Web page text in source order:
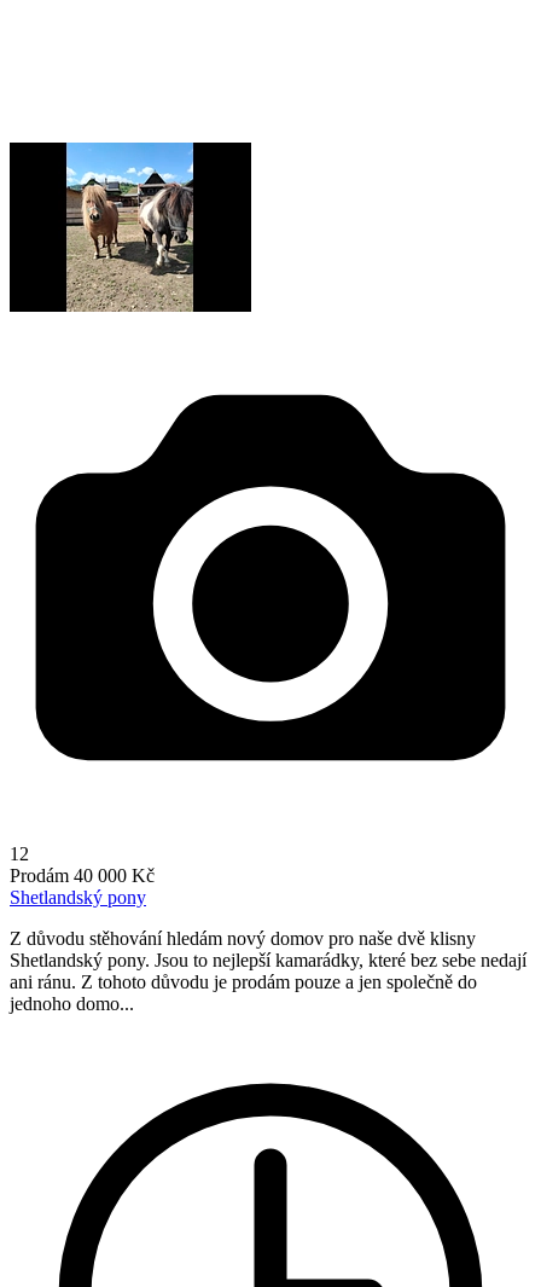
12
Prodám 40 000 Kč
Shetlandský pony
Z důvodu stěhování hledám nový domov pro naše dvě klisny
Shetlandský pony. Jsou to nejlepší kamarádky, které bez sebe nedají
ani ránu. Z tohoto důvodu je prodám pouze a jen společně do
jednoho domo...